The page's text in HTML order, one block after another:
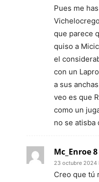
Pues me
que parece
quiso a
el
con un
a sus
veo es que
como un
no se atisba
Mc_Enroe 8
23 octubre 2024
Creo que tú